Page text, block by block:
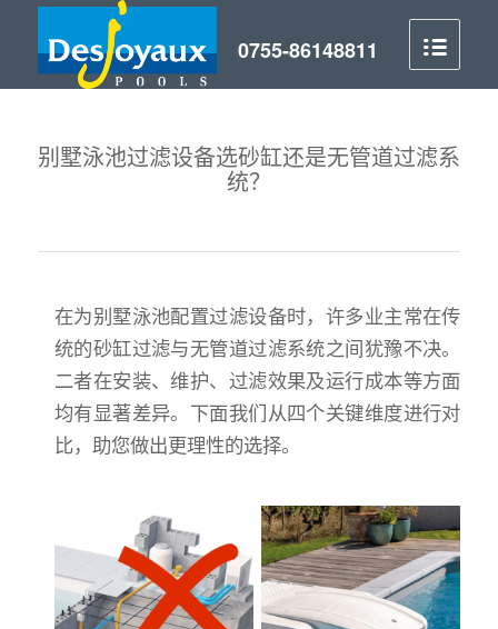
别墅泳池过滤设备选砂缸还是无管道过滤系
统？
在为别墅泳池配置过滤设备时，许多业主常在传
统的砂缸过滤与无管道过滤系统之间犹豫不决。
二者在安装、维护、过滤效果及运行成本等方面
均有显著差异。下面我们从四个关键维度进行对
比，助您做出更理性的选择。